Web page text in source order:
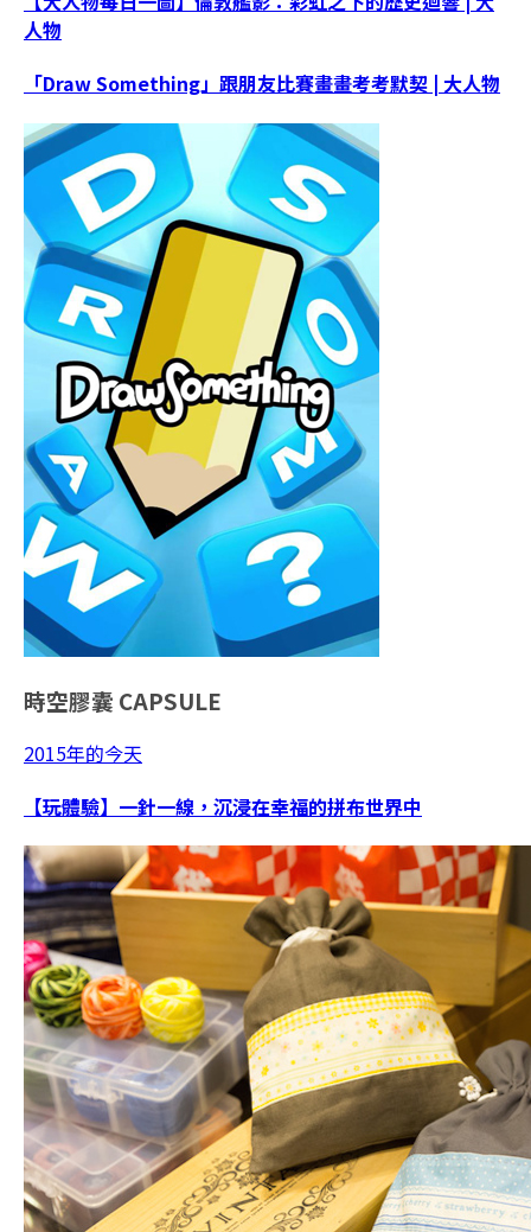
人物
「Draw Something」跟朋友比賽畫畫考考默契 | 大人物
時空膠囊 CAPSULE
2015年的今天
【玩體驗】一針一線，沉浸在幸福的拼布世界中